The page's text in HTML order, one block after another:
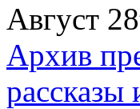
Август
Архив
рассказы